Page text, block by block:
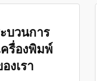
บวนการ
ครื่องพิมพ์
งเรา